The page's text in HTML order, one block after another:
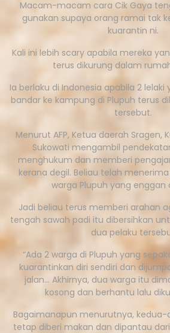
Macam-macam cara Cik Gaya
gunakan supaya orang ramai tak
kuarantin ni.
Kali ini lebih scary apabila mereka
terus dikurung dalam
Ia berlaku di Indonesia apabila 2
bandar ke kampung di Plupuh terus
tersebut.
Menurut AFP, Ketua daerah Sragen,
Sukowati mengambil
menghukum dan memberi
kerana degil. Beliau telah
warga Plupuh yang enggan
Jadi beliau terus memberi arahan
tengah sawah padi itu dibersihkan
dua pelaku
“Ada 2 warga di Plupuh yang
kuarantinkan diri sendiri dan
jalan… Akhirnya, dua warga itu
kosong dan berhantu lalu
Bagaimanapun menurutnya,
tetap diberi makan dan dipantau